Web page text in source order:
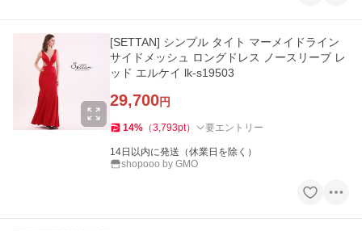
[SETTAN] シンプル タイト マーメイドライン
サイドメッシュ ロングドレス ノースリーブ レ
ッド エルケイ lk-s19503
29,700円
14% （3,793pt） 要エントリー
14日以内に発送（休業日を除く）
shopooo by GMO